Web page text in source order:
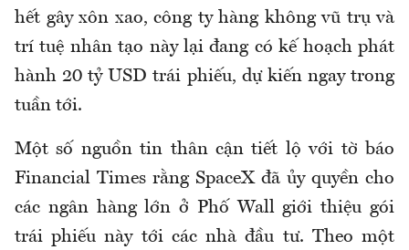
hết gây xôn xao, công ty hàng không vũ trụ và
trí tuệ nhân tạo này lại đang có kế hoạch phát
hành 20 tỷ USD trái phiếu, dự kiến ngay trong
tuần tới.
Một số nguồn tin thân cận tiết lộ với tờ báo
Financial Times rằng SpaceX đã ủy quyền cho
các ngân hàng lớn ở Phố Wall giới thiệu gói
trái phiếu này tới các nhà đầu tư. Theo một